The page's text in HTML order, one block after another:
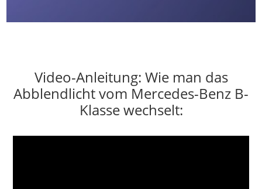
Video-Anleitung: Wie man das
Abblendlicht vom Mercedes-Benz B-
Klasse wechselt: